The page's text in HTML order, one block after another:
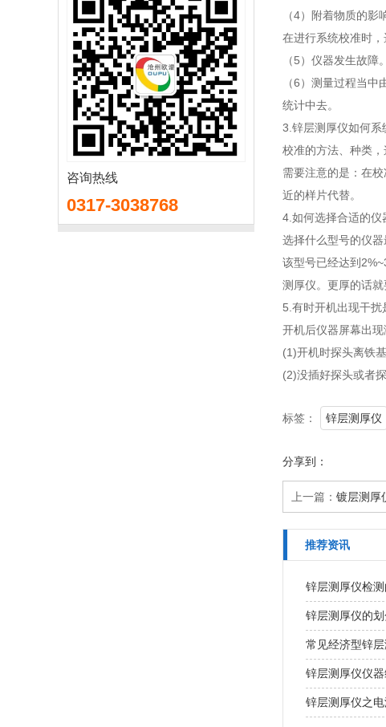
咨询热线
0317-3038768
（4）附着物质的
在进行系统校准时
（5）仪器发生故
（6）测量过程当
统计中去。
3.锌层测厚仪如何系
校准的方法、种类
需要注意的是：在
近的样片代替。
4.如何选择合适的仪
选择什么型号的仪
该型号已经达到
测厚仪。更厚的话
5.有时开机出现干
开机后仪器屏幕出
(1)开机时探头离铁
(2)没插好探头或者
标签： 锌层测厚仪
分享到：
上一篇： 镀层测厚
推荐资讯
锌层测厚仪检
锌层测厚仪的
常见经济型锌
锌层测厚仪仪
锌层测厚仪之